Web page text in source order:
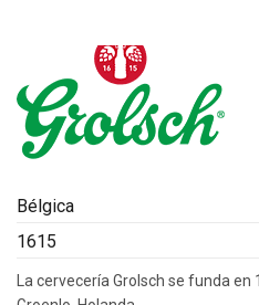
Bélgica
1615
La cervecería Grolsch se funda